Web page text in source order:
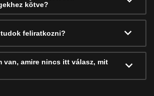
kötve?
feliratkozni?
van, amire nincs itt válasz, mit